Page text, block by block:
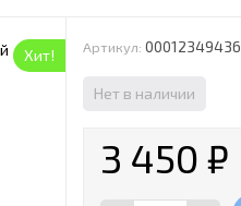
Хит! Артикул: 00012349436
Нет в наличии
3 450₽